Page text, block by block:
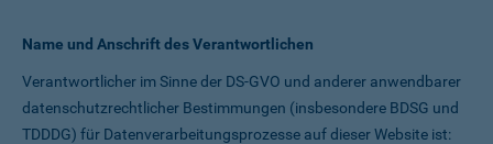
Name und Anschrift des Verantwortlichen
Verantwortlicher im Sinne der DS-GVO und anderer anwendbarer
datenschutz­rechtlicher Bestimmungen (insbesondere BDSG und
TDDDG) für Daten­verarbeitungs­prozesse auf dieser Website ist: